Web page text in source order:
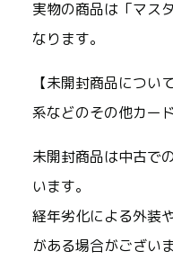
実物の商品は「マス
なります。
【未開封商品につい
系などのその他カー
未開封商品は中古で
います。
経年劣化による外装
がある場合がございま